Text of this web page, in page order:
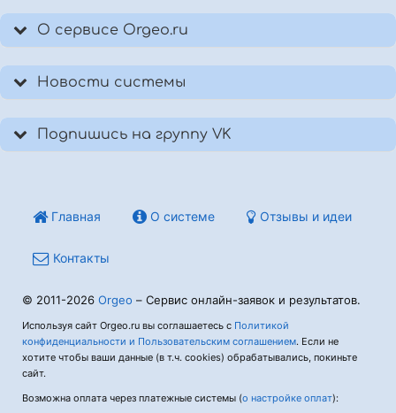
О сервисе Orgeo.ru
Новости системы
Подпишись на группу VK
Главная О системе Отзывы и идеи
Контакты
© 2011-2026 Orgeo – Сервис онлайн-заявок и результатов.
Используя сайт Orgeo.ru вы соглашаетесь с Политикой
конфиденциальности и Пользовательским соглашением. Если не
хотите чтобы ваши данные (в т.ч. cookies) обрабатывались, покиньте
сайт.
Возможна оплата через платежные системы (о настройке оплат):